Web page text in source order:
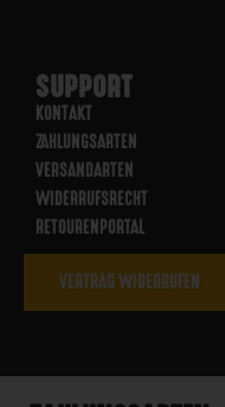
SUPPORT
KONTAKT
ZAHLUNGSARTEN
VERSANDARTEN
WIDERRUFSRECHT
RETOURENPORTAL
VERTRAG WIDERRUFEN